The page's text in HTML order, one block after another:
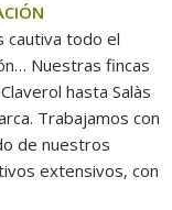
cautiva todo el
Nuestras fincas
hasta Salàs
Trabajamos con
de nuestros
extensivos, con